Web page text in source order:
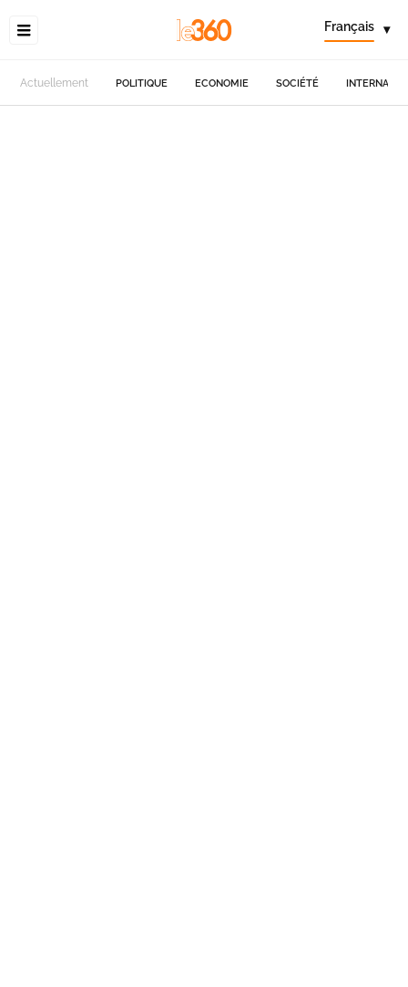
Français ▾
Actuellement POLITIQUE ECONOMIE SOCIÉTÉ